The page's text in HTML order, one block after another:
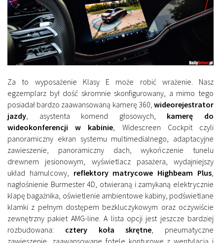
Za to wyposażenie Klasy E może robić wrażenie. Nasz
egzemplarz był dość skromnie skonfigurowany, a mimo tego
posiadał bardzo zaawansowaną kamerę 360, wideorejestrator
jazdy, asystenta komend głosowych, kamerę do
wideokonferencji w kabinie, Widescreen Cockpit czyli
panoramiczny ekran systemu multimedialnego, adaptacyjne
zawieszenie, panoramiczny dach, wykończenie tunelu
drewnem jesionowym, wyświetlacz pasażera, wydajniejszy
układ hamulcowy, reflektory matrycowe Highbeam Plus,
nagłośnienie Burmester 4D, otwieraną i zamykaną elektrycznie
klapę bagażnika, oświetlenie ambientowe kabiny, podświetlane
klamki z pełnym dostępem bezkluczykowym oraz oczywiście
zewnętrzny pakiet AMG-line. A lista opcji jest jeszcze bardziej
rozbudowana: cztery koła skrętne, pneumatyczne